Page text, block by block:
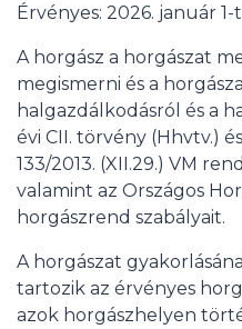
Érvényes: 2026. január 1-
A horgász a horgászat
megismerni és a
halgazdálkodásról és a
évi CII. törvény (Hhvtv.)
133/2013. (XII.29.) VM
valamint az Országos
horgászrend szabályait.
A horgászat
tartozik az érvényes
azok horgászhelyen